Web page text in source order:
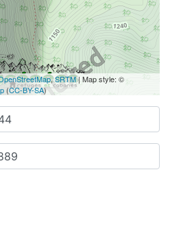
,SRTM| Map style: ©
(CC-BY-SA)